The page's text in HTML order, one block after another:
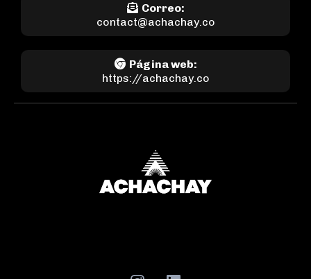
Correo:
contact@achachay.co
Página web:
https://achachay.co